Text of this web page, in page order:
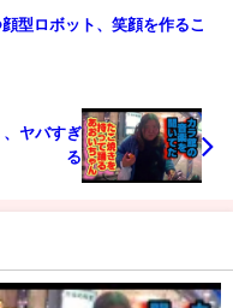
型ロボット、笑顔を作るこ
、ヤバすぎ
る